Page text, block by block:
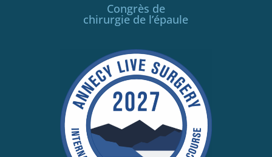
Congrès de
chirurgie de l’épaule